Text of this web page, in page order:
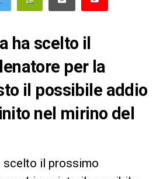
ha scelto il
per la
il possibile addio
nel mirino del
scelto il prossimo